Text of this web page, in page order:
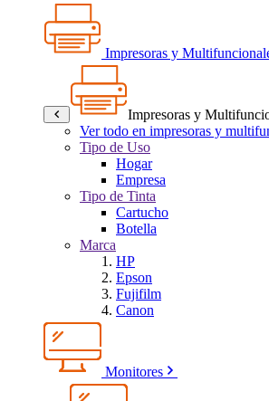
Impresoras y
Impresoras y
Ver todo en impresoras y
Tipo de Uso
Hogar
Empresa
Tipo de Tinta
Cartucho
Botella
Marca
HP
Epson
Fujifilm
Canon
Monitores